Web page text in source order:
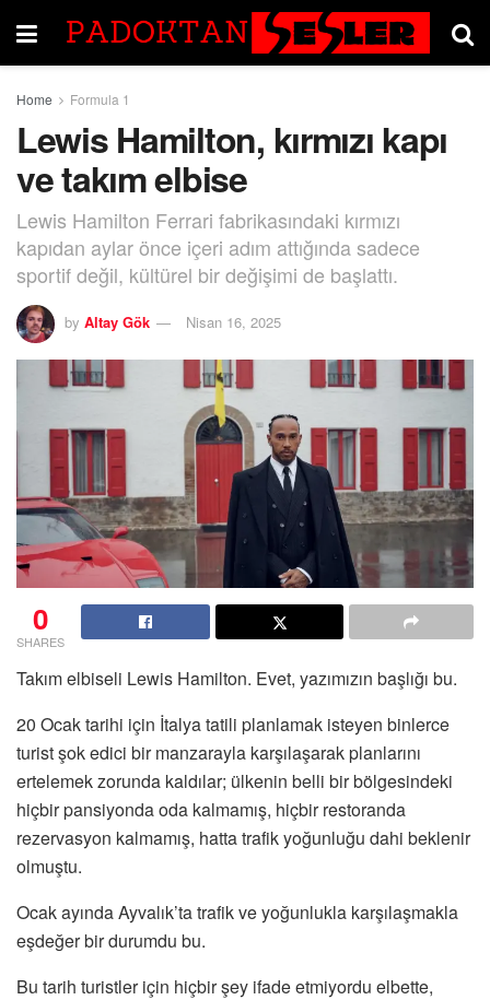
Home Formula 1
Lewis Hamilton, kırmızı kapı
ve takım elbise
Lewis Hamilton Ferrari fabrikasındaki kırmızı
kapıdan aylar önce içeri adım attığında sadece
sportif değil, kültürel bir değişimi de başlattı.
by Altay Gök Nisan 16, 2025
0
SHARES
Takım elbiseli Lewis Hamilton. Evet, yazımızın başlığı bu.
20 Ocak tarihi için İtalya tatili planlamak isteyen binlerce
turist şok edici bir manzarayla karşılaşarak planlarını
ertelemek zorunda kaldılar; ülkenin belli bir bölgesindeki
hiçbir pansiyonda oda kalmamış, hiçbir restoranda
rezervasyon kalmamış, hatta trafik yoğunluğu dahi beklenir
olmuştu.
Ocak ayında Ayvalık’ta trafik ve yoğunlukla karşılaşmakla
eşdeğer bir durumdu bu.
Bu tarih turistler için hiçbir şey ifade etmiyordu elbette,